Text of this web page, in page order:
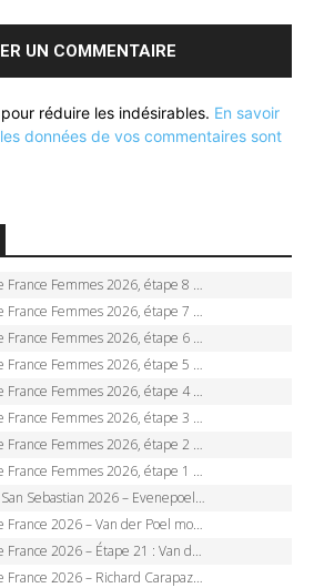
réduire les indésirables. En savoir
données de vos commentaires sont
2026, étape 8 – Demi Vollering gagne à Nice, reprend le jaune, Niewiadoma à 8 secondes
2026, étape 7 – Kasia Niewiadoma gagne le Ventoux, maillot jaune, Reusser et Vollering piégées
2026, étape 6 – Kim Le Court-Pienaar gagne à Tournon, Reusser en jaune
2026, étape 5 – Demi Vollering gagne à Belleville, Reusser en jaune, Ferrand-Prévot coule
2026, étape 4 – Marlen Reusser écrase le chrono, Ferrand-Prévot en crise
2026, étape 3 – Sigrid Haugset en solitaire, 88 km d’échappée, maillot jaune
2026, étape 2 – Lorena Wiebes doublé à Genève, Markus héroïque, 7e record
2026, étape 1 – Lorena Wiebes intouchable à Lausanne, premier maillot jaune
2026 – Evenepoel recordman, 4e victoire, Carapaz battu au sprint
– Van der Poel monumental à Paris, Pogacar égale le record des cinq sacres
Étape 21 : Van der Poel, Pogacar, qui succédera à Wout van Aert sur les Champs-Elysées ?
– Richard Carapaz roi des Alpes, doublé et maillot à pois, Seixas perd le podium